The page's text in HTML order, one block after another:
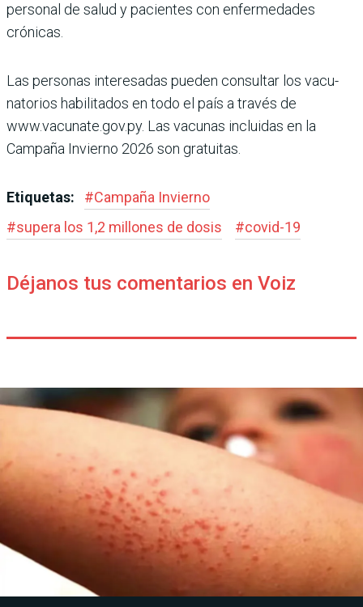
personal de salud y pacientes con enfermeda­des
crónicas.
Las personas interesadas pueden consultar los vacu­
natorios habilitados en todo el país a través de
www.vacunate.gov.py. Las vacu­nas incluidas en la
Campaña Invierno 2026 son gratuitas.
Etiquetas: #Campaña Invierno
#supera los 1,2 millones de dosis #covid-19
Déjanos tus comentarios en Voiz